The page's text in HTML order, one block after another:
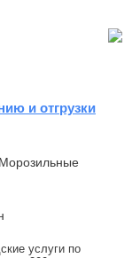
и отгрузки
услуги по